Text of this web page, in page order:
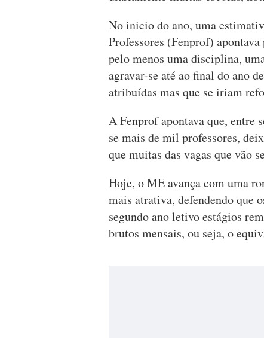
No inicio do ano, uma
Professores (Fenprof)
pelo menos uma disciplina,
agravar-se até ao final do ano
atribuídas mas que se iriam
A Fenprof apontava que, entre
se mais de mil professores,
que muitas das vagas que vão
Hoje, o ME avança com uma
mais atrativa, defendendo que
segundo ano letivo estágios
brutos mensais, ou seja, o